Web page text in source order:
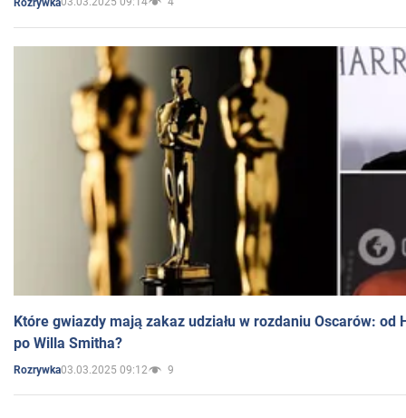
Które gwiazdy mają zakaz udziału w rozdaniu Oscarów: od
po Willa Smitha?
Rozrywka03.03.2025 09:12 9